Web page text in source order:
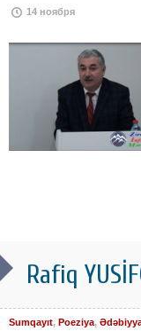
14 ноября
Rafiq
Sumqayıt, Poeziya,